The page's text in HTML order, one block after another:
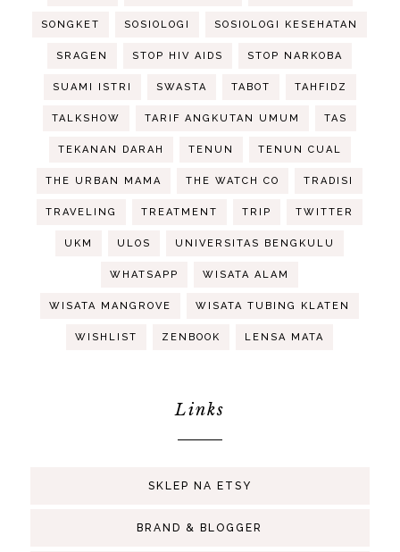
SONGKET SOSIOLOGI SOSIOLOGI KESEHATAN
SRAGEN STOP HIV AIDS STOP NARKOBA
SUAMI ISTRI SWASTA TABOT TAHFIDZ
TALKSHOW TARIF ANGKUTAN UMUM TAS
TEKANAN DARAH TENUN TENUN CUAL
THE URBAN MAMA THE WATCH CO TRADISI
TRAVELING TREATMENT TRIP TWITTER
UKM ULOS UNIVERSITAS BENGKULU
WHATSAPP WISATA ALAM
WISATA MANGROVE WISATA TUBING KLATEN
WISHLIST ZENBOOK LENSA MATA
Links
SKLEP NA ETSY
BRAND & BLOGGER